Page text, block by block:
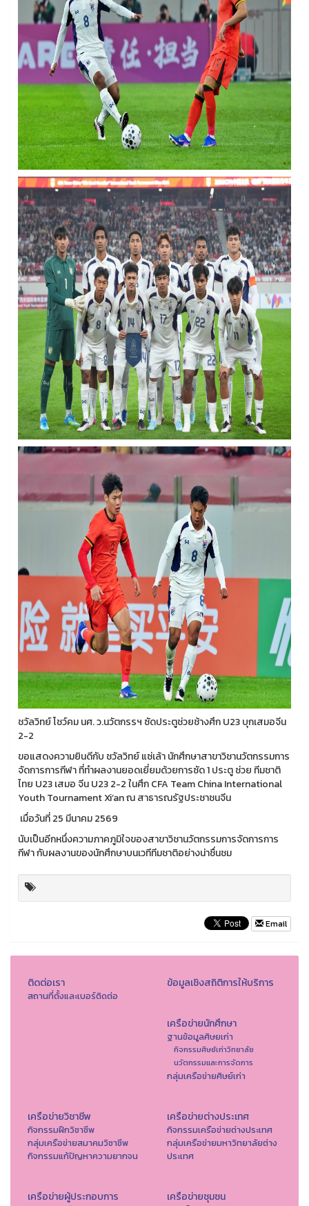
ชวัลวิทย์ โชว์คม นศ. ว.นวัตกรรฯ ซัดประตูช่วยช้างศึก U23 บุกเสมอจีน
2-2
ขอแสดงความยินดีกับ ชวัลวิทย์ แซ่เล้า นักศึกษาสาขาวิชานวัตกรรมการ
จัดการการกีฬา ที่ทำผลงานยอดเยี่ยมด้วยการซัด 1 ประตู ช่วย ทีมชาติ
ไทย U23 เสมอ จีน U23 2-2 ในศึก CFA Team China International
Youth Tournament Xi’an ณ สาธารณรัฐประชาชนจีน
เมื่อวันที่ 25 มีนาคม 2569
นับเป็นอีกหนึ่งความภาคภูมิใจของสาขาวิชานวัตกรรมการจัดการการ
กีฬา กับผลงานของนักศึกษาบนเวทีทีมชาติอย่างน่าชื่นชม
Email
ติดต่อเรา
สถานที่ตั้งและเบอร์ติดต่อ
ข้อมูลเชิงสถิติการให้บริการ
เครือข่ายนักศึกษา
ฐานข้อมูลศิษยเก่า
กิจกรรมศิษย์เก่าวิทยาลัย
นวัตกรรมและการจัดการ
กลุ่มเครือข่ายศิษย์เก่า
เครือข่ายวิชาชีพ
กิจกรรมฝึกวิชาชีพ
กลุ่มเครือข่ายสมาคมวิชาชีพ
กิจกรรมแก้ปัญหาความยากจน
เครือข่ายต่างประเทศ
กิจกรรมเครือข่ายต่างประเทศ
กลุ่มเครือข่ายมหาวิทยาลัยต่าง
ประเทศ
เครือข่ายผู้ประกอบการ เครือข่ายชุมชน